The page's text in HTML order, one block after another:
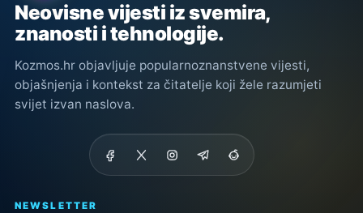
Neovisne vijesti iz svemira,
znanosti i tehnologije.
Kozmos.hr objavljuje popularnoznanstvene vijesti,
objašnjenja i kontekst za čitatelje koji žele razumjeti
svijet izvan naslova.
NEWSLETTER